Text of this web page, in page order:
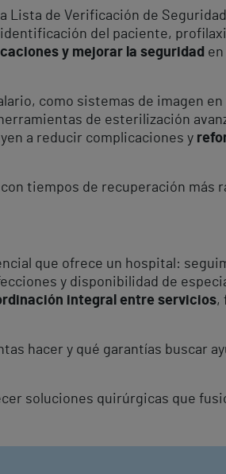
Lista de Verificación de
identificación del paciente,
y mejorar la seguridad
como sistemas de imagen
de esterilización
a reducir complicaciones y
tiempos de recuperación más
que ofrece un hospital:
y disponibilidad de
integral entre servicios,
hacer y qué garantías buscar
soluciones quirúrgicas que